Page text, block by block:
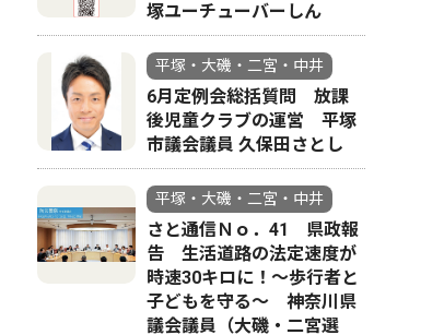
塚ユーチューバーしん
平塚・大磯・二宮・中井
6月定例会総括質問 放課
後児童クラブの運営 平塚
市議会議員 久保田さとし
平塚・大磯・二宮・中井
さと通信Ｎｏ．41 県政報
告 生活道路の法定速度が
時速30キロに！〜歩行者と
子どもを守る〜 神奈川県
議会議員（大磯・二宮選